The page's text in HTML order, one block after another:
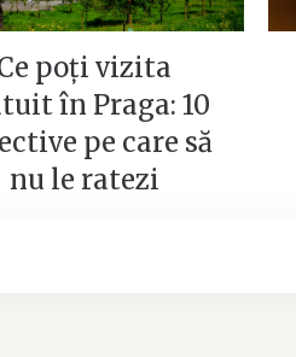
poți vizita
în Praga: 10
pe care să
nu le ratezi